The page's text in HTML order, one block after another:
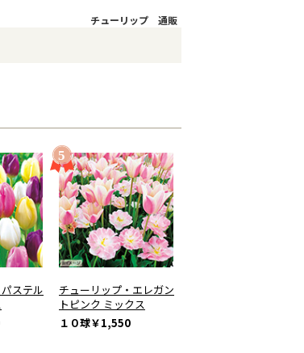
チューリップ 通販
ステル
チューリップ・エレガン
トピンク ミックス
１０球￥1,550